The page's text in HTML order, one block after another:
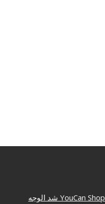
YouCan Shop شد الوجه